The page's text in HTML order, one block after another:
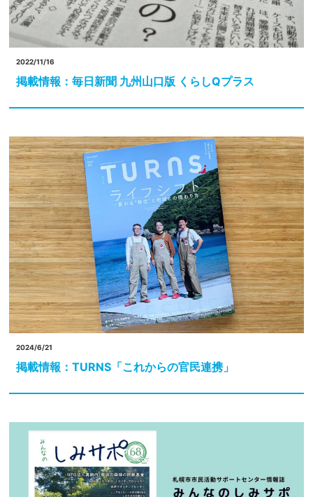
2022/11/16
掲載情報：毎日新聞 九州山口版 くらしQプラス
2024/6/21
掲載情報：TURNS「これからの官民連携」